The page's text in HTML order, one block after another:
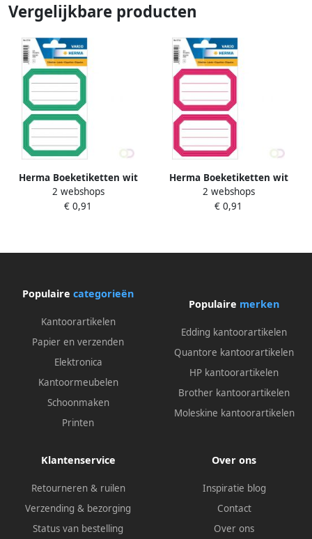
Vergelijkbare producten
Herma Boeketiketten wit
met groene rand gelineerd
82x55 mm
2 webshops
€ 0,91
Herma Boeketiketten wit
met rode rand gelineerd
82x55 mm
2 webshops
€ 0,91
Populaire categorieën
Kantoorartikelen
Papier en verzenden
Elektronica
Kantoormeubelen
Schoonmaken
Printen
Populaire merken
Edding kantoorartikelen
Quantore kantoorartikelen
HP kantoorartikelen
Brother kantoorartikelen
Moleskine kantoorartikelen
Klantenservice
Retourneren & ruilen
Verzending & bezorging
Status van bestelling
Over ons
Inspiratie blog
Contact
Over ons